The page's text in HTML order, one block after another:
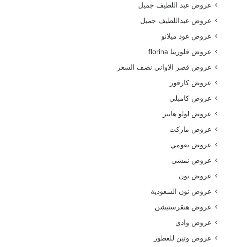
عروض عبد اللطيف جميل
عروض عبداللطيف جميل
عروض عود ميلانو
عروض فلورينا florina
عروض قصر الاواني نصف السعر
عروض كارفور
عروض كامبلي
عروض لولو هايبر
عروض ماركت
عروض نعومي
عروض نمشي
عروض نون
عروض نون السعودية
عروض هنقرستيشن
عروض وادي
عروض وتين للعطور